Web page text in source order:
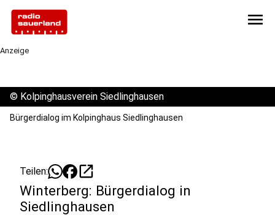
menu
Anzeige
© Kolpinghausverein Siedlinghausen
Bürgerdialog im Kolpinghaus Siedlinghausen
Teilen: open_in_new
Winterberg: Bürgerdialog in
Siedlinghausen